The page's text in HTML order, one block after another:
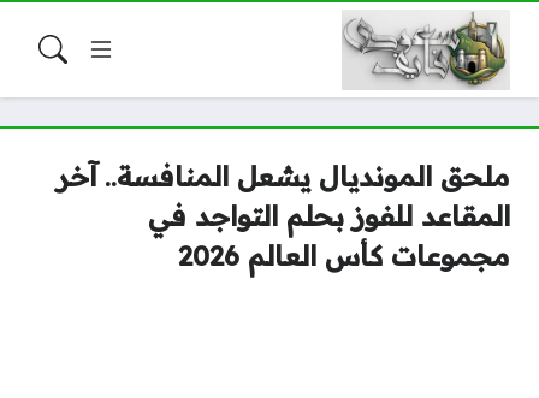
ملحق المونديال يشعل المنافسة.. آخر
المقاعد للفوز بحلم التواجد في
مجموعات كأس العالم 2026